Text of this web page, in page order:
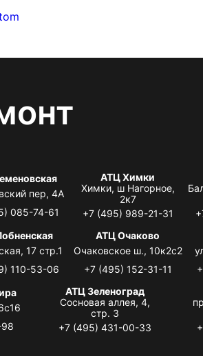
пер, 4А
085-74-61
АТЦ Химки
Химки, ш Нагорное,
2к7
+7 (495) 989-21-31
17 стр.1
110-53-06
АТЦ Очаково
Очаковское ш., 10к2с2
+7 (495) 152-31-11
АТЦ Зеленоград
Сосновая аллея, 4,
стр. 3
+7 (495) 431-00-33